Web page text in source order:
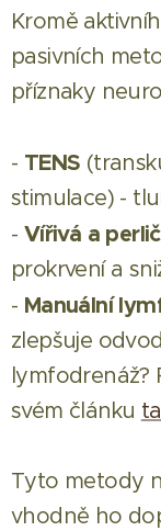
Kromě
pasivních
příznaky
- TENS
stimulace) -
- Vířivá a
prokrvení a
- Manuální
zlepšuje
lymfodrenáž?
svém článku
Tyto metody
vhodně ho